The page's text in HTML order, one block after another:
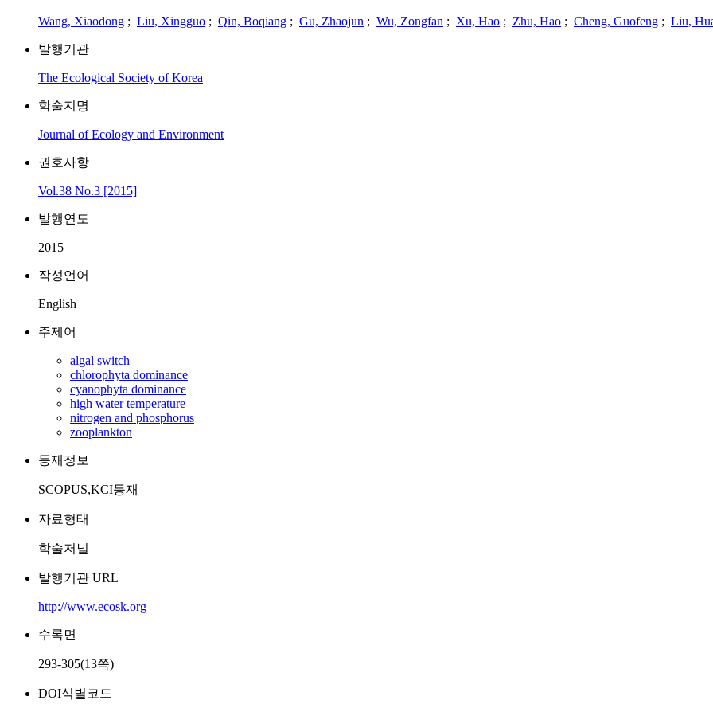
Wang, Xiaodong ; Liu, Xingguo ; Qin, Boqiang ; Gu, Zhaojun ; Wu, Zongfan ; Xu, Hao ; Zhu, Hao ; Cheng, Guofeng ; Liu,
발행기관
The Ecological Society of Korea
학술지명
Journal of Ecology and Environment
권호사항
Vol.38 No.3 [2015]
발행연도
2015
작성언어
English
주제어
algal switch
chlorophyta dominance
cyanophyta dominance
high water temperature
nitrogen and phosphorus
zooplankton
등재정보
SCOPUS,KCI등재
자료형태
학술저널
발행기관 URL
http://www.ecosk.org
수록면
293-305(13쪽)
DOI식별코드